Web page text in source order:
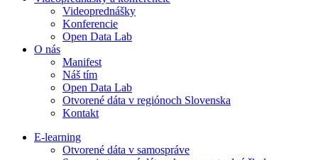
Videoprednášky
Konferencie
Open Data Lab
O nás
Manifest
Náš tím
Open Data Lab
Otvorené dáta v regiónoch Slovenska
Kontakt
E-learning
Otvorené dáta v samospráve